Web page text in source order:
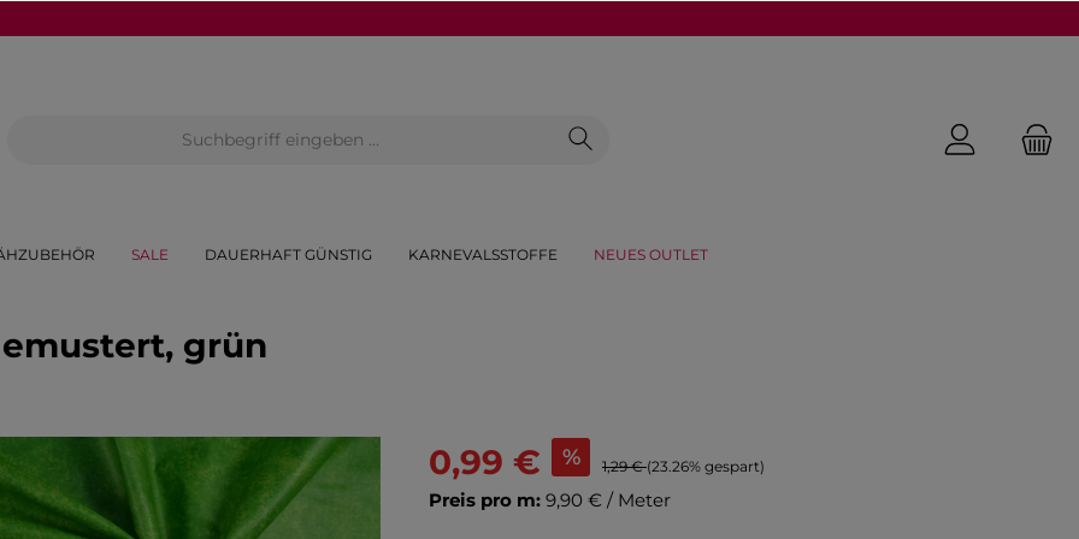
SALE DAUERHAFT GÜNSTIG KARNEVALSSTOFFE NEUES OUTLET
grün
0,99 € % 1,29 €(23.26% gespart)
Preis pro m: 9,90 € / Meter